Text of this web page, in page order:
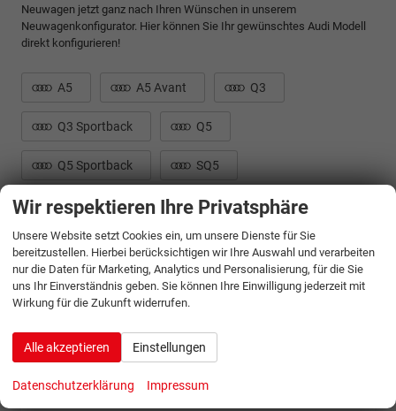
Neuwagen jetzt ganz nach Ihren Wünschen in unserem
Neuwagenkonfigurator. Hier können Sie Ihr gewünschtes Audi Modell
direkt konfigurieren!
A5 A5 Avant Q3
Q3 Sportback Q5
Q5 Sportback SQ5
SQ5 Sportback
Beratung?
Gerne beraten wir Sie persönlich zu unseren Angeboten von
Audi. Sie erreichen uns unter:
Wir respektieren Ihre Privatsphäre
Unsere Website setzt Cookies ein, um unsere Dienste für Sie
bereitzustellen. Hierbei berücksichtigen wir Ihre Auswahl und verarbeiten
nur die Daten für Marketing, Analytics und Personalisierung, für die Sie
uns Ihr Einverständnis geben. Sie können Ihre Einwilligung jederzeit mit
Wirkung für die Zukunft widerrufen.
Alle akzeptieren Einstellungen
Datenschutzerklärung Impressum